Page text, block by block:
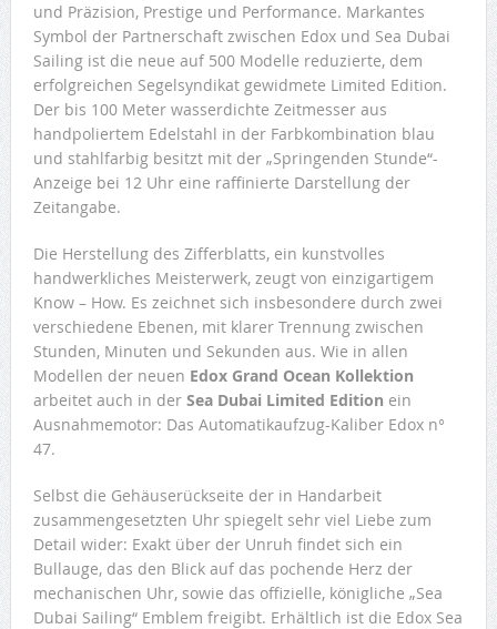
und Präzision, Prestige und Performance. Markantes
Symbol der Partnerschaft zwischen Edox und Sea Dubai
Sailing ist die neue auf 500 Modelle reduzierte, dem
erfolgreichen Segelsyndikat gewidmete Limited Edition.
Der bis 100 Meter wasserdichte Zeitmesser aus
handpoliertem Edelstahl in der Farbkombination blau
und stahlfarbig besitzt mit der „Springenden Stunde“-
Anzeige bei 12 Uhr eine raffinierte Darstellung der
Zeitangabe.
Die Herstellung des Zifferblatts, ein kunstvolles
handwerkliches Meisterwerk, zeugt von einzigartigem
Know – How. Es zeichnet sich insbesondere durch zwei
verschiedene Ebenen, mit klarer Trennung zwischen
Stunden, Minuten und Sekunden aus. Wie in allen
Modellen der neuen Edox Grand Ocean Kollektion
arbeitet auch in der Sea Dubai Limited Edition ein
Ausnahmemotor: Das Automatikaufzug-Kaliber Edox n°
47.
Selbst die Gehäuserückseite der in Handarbeit
zusammengesetzten Uhr spiegelt sehr viel Liebe zum
Detail wider: Exakt über der Unruh findet sich ein
Bullauge, das den Blick auf das pochende Herz der
mechanischen Uhr, sowie das offizielle, königliche „Sea
Dubai Sailing“ Emblem freigibt. Erhältlich ist die Edox Sea